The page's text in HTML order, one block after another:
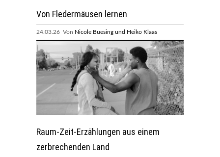
Von Fledermäusen lernen
24.03.26 Von Nicole Buesing und Heiko Klaas
Raum-Zeit-Erzählungen aus einem
zerbrechenden Land